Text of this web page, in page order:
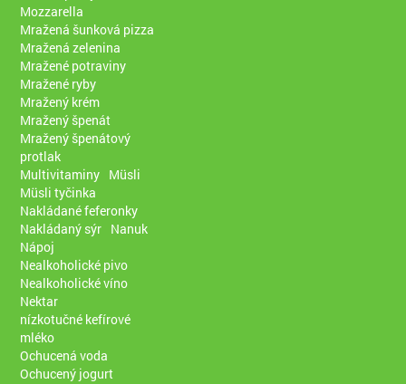
Mozzarella
Mražená šunková pizza
Mražená zelenina
Mražené potraviny
Mražené ryby
Mražený krém
Mražený špenát
Mražený špenátový
protlak
Multivitaminy Müsli
Müsli tyčinka
Nakládané feferonky
Nakládaný sýr Nanuk
Nápoj
Nealkoholické pivo
Nealkoholické víno
Nektar
nízkotučné kefírové
mléko
Ochucená voda
Ochucený jogurt